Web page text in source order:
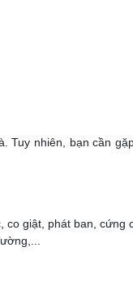
Tuy nhiên, bạn cần
giật, phát ban, cứng